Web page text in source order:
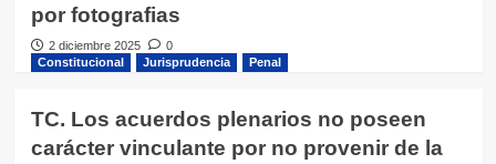
por fotografias
2 diciembre 2025
0
Constitucional
Jurisprudencia Penal
TC. Los acuerdos plenarios no poseen
carácter vinculante por no provenir de la